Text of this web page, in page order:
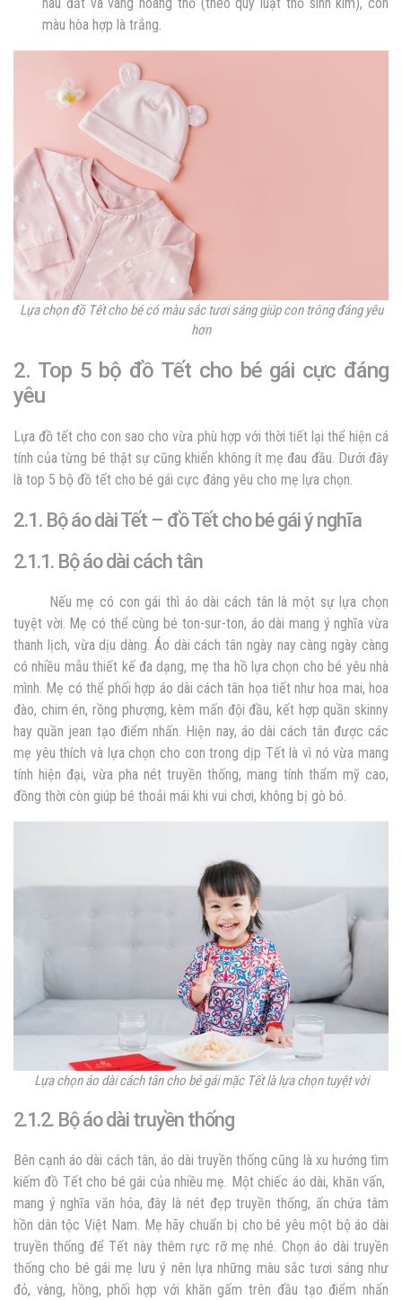
màu hòa hợp là trắng.
Lựa chọn đồ Tết cho bé có màu sắc tươi sáng giúp con trông đáng yêu
hơn
2. Top 5 bộ đồ Tết cho bé gái cực đáng
yêu
Lựa đồ tết cho con sao cho vừa phù hợp với thời tiết lại thể hiện cá
tính của từng bé thật sự cũng khiến không ít mẹ đau đầu. Dưới đây
là top 5 bộ đồ tết cho bé gái cực đáng yêu cho mẹ lựa chọn.
2.1. Bộ áo dài Tết – đồ Tết cho bé gái ý nghĩa
2.1.1. Bộ áo dài cách tân
Nếu mẹ có con gái thì áo dài cách tân là một sự lựa chọn
tuyệt vời. Mẹ có thể cùng bé ton-sur-ton, áo dài mang ý nghĩa vừa
thanh lịch, vừa dịu dàng. Áo dài cách tân ngày nay càng ngày càng
có nhiều mẫu thiết kế đa dạng, mẹ tha hồ lựa chọn cho bé yêu nhà
mình. Mẹ có thể phối hợp áo dài cách tân họa tiết như hoa mai, hoa
đào, chim én, rồng phượng, kèm mấn đội đầu, kết hợp quần skinny
hay quần jean tạo điểm nhấn. Hiện nay, áo dài cách tân được các
mẹ yêu thích và lựa chọn cho con trong dịp Tết là vì nó vừa mang
tính hiện đại, vừa pha nét truyền thống, mang tính thẩm mỹ cao,
đồng thời còn giúp bé thoải mái khi vui chơi, không bị gò bó.
Lựa chọn áo dài cách tân cho bé gái mặc Tết là lựa chọn tuyệt vời
2.1.2. Bộ áo dài truyền thống
Bên cạnh áo dài cách tân, áo dài truyền thống cũng là xu hướng tìm
kiếm đồ Tết cho bé gái của nhiều mẹ. Một chiếc áo dài, khăn vấn,
mang ý nghĩa văn hóa, đây là nét đẹp truyền thống, ấn chứa tâm
hồn dân tộc Việt Nam. Mẹ hãy chuẩn bị cho bé yêu một bộ áo dài
truyền thống để Tết này thêm rực rỡ mẹ nhé. Chọn áo dài truyền
thống cho bé gái mẹ lưu ý nên lựa những màu sắc tươi sáng như
đỏ, vàng, hồng, phối hợp với khăn gấm trên đầu tạo điểm nhấn